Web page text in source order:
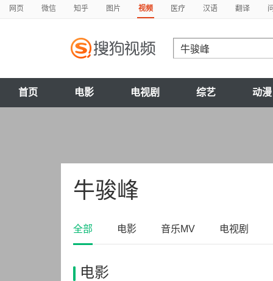
网页 微信 知乎 图片 视频 医疗 汉语 翻译
首页 电影 电视剧 综艺 动漫
牛骏峰
全部 电影 音乐MV 电视剧
电影